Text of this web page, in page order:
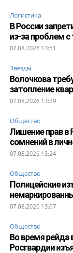
Логистика
В России
из-за проблем
07.08.2026 13:51
Звезды
Волочкова
затопление
07.08.2026 13:39
Общество
Лишение прав в
сомнений в
07.08.2026 13:24
Общество
Полицейские
07.08.2026 13:07
Общество
Во время рейда
Росгвардии